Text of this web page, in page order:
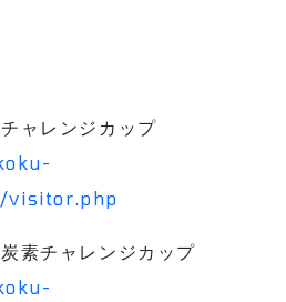
ャレンジカップ
visitor.php
素チャレンジカップ